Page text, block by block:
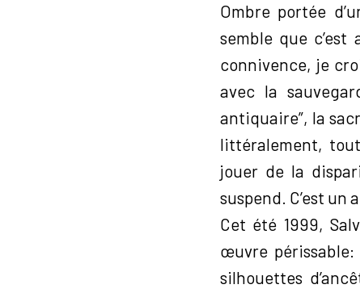
Ombre portée
semble que c’est
connivence, je
avec la
antiquaire”, la
littéralement,
jouer de la
suspend. C’est un
Cet été 1999,
œuvre périssable:
silhouettes